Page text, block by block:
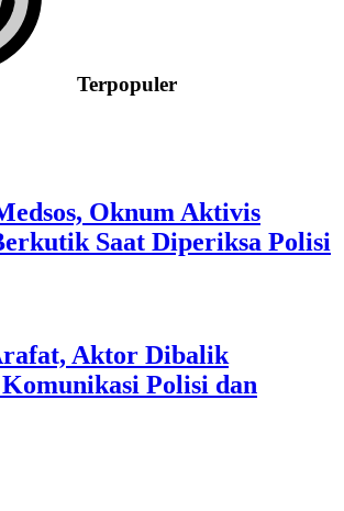
Terpopuler
Oknum Aktivis
Saat Diperiksa Polisi
Aktor Dibalik
Polisi dan